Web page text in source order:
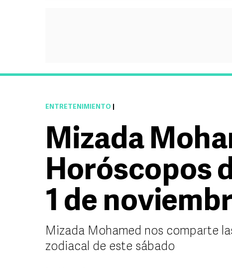
ENTRETENIMIENTO
Mizada
Horóscopos
1 de
Mizada Mohamed nos comparte
zodiacal de este sábado